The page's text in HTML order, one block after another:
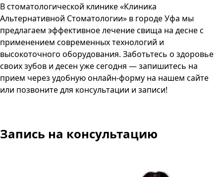
В стоматологической клинике«Клиника
Альтернативной Стоматологии» в городеУфа мы
предлагаем эффективное лечение свища на десне с
применением современных технологий и
высокоточного оборудования. Заботьтесь о здоровье
своих зубов и десен уже сегодня — запишитесь на
прием через удобную онлайн-форму на нашем сайте
или позвоните для консультации и записи!
Запись на консультацию